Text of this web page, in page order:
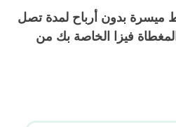
ميسرة بدون أرباح لمدة تصل
المغطاة فيزا الخاصة بك من